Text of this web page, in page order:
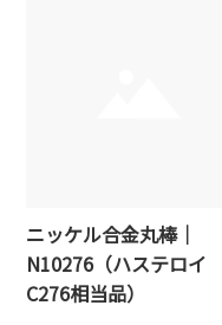
ニッケル合金丸棒｜
N10276（ハステロイ
C276相当品）